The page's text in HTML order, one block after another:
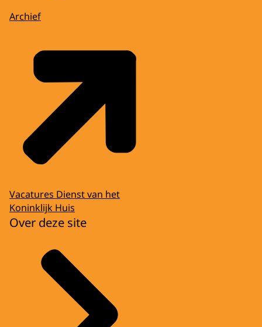
Archief
Vacatures Dienst van het
Koninklijk Huis
Over deze site